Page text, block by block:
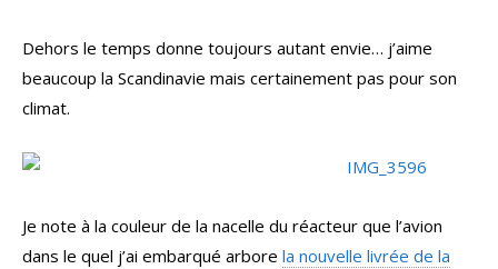
Dehors le temps donne toujours autant envie… j’aime
beaucoup la Scandinavie mais certainement pas pour son
climat.
Je note à la couleur de la nacelle du réacteur que l’avion
dans le quel j’ai embarqué arbore la nouvelle livrée de la